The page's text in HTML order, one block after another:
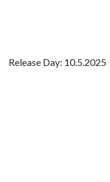
Release Day: 10.5.2025